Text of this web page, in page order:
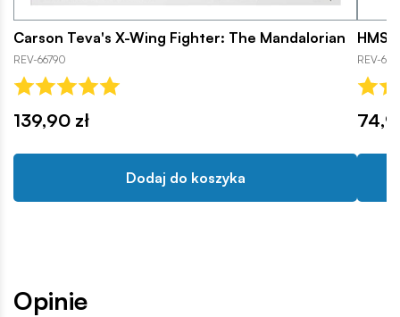
Carson Teva's X-Wing Fighter: The Mandalorian
REV-66790
139,90 zł
Dodaj do koszyka
HMS
REV-
Opinie